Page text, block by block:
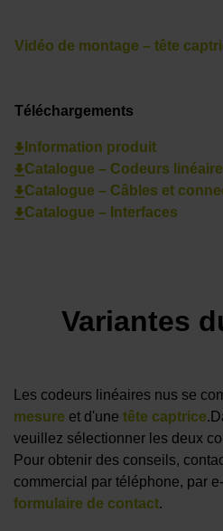
Vidéo de montage – tête
Téléchargements
Information produit
Catalogue – Codeurs
Catalogue – Câbles et
Catalogue – Interfaces
Variantes
Les codeurs linéaires nus se
mesure et d'une tête captrice.
veuillez sélectionner les deux
Pour obtenir des conseils,
commercial par téléphone, par
formulaire de contact.